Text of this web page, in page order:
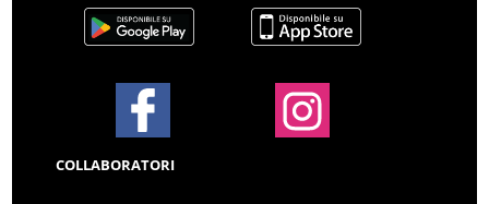
COLLABORATORI